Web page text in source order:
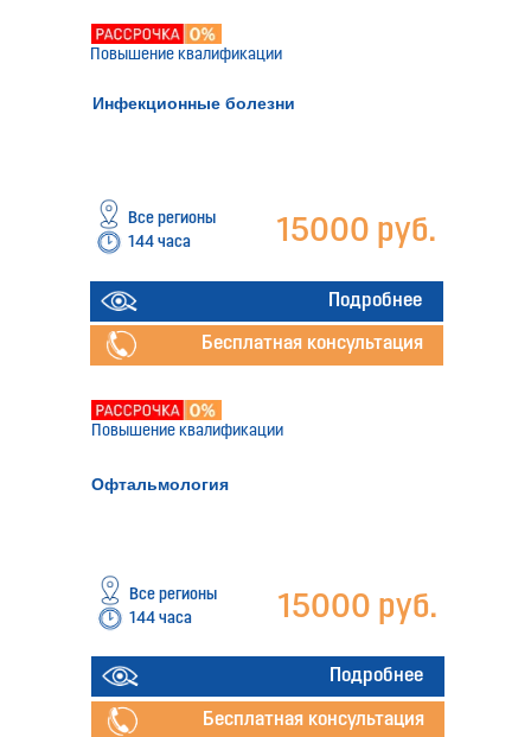
Инфекционные болезни
144 часа 15000 руб.
Все регионы
Повышение квалификации
Бесплатная консультация
Офтальмология
144 часа 15000 руб.
Все регионы
Повышение квалификации
Бесплатная консультация
Подробнее
Подробнее